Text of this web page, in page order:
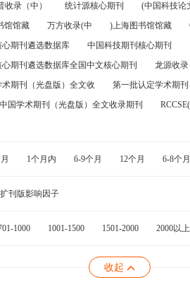
收录（中） 统计源核心期刊 (中国科技论
馆馆藏
万方收录(中 )上海图书馆馆藏
期刊遴选数据库
中国科技期刊核心期刊
期刊遴选数据库全国中文核心期刊
龙源收录
期刊（光盘版）全文收
第一批认定学术期刊
中国学术期刊（光盘版）全文收录期刊
1个月内 6-9个月 12个月 6-8个月
扩刊版影响因子
1000 1001-1500 1501-2000 2000以上
收起